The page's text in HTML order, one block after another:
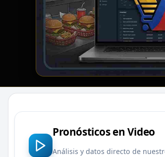
Pronósticos en Video
Análisis y datos directo de